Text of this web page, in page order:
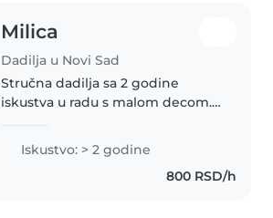
Milica
Dadilja u Novi Sad
Stručna dadilja sa 2 godine
iskustva u radu s malom decom.
kreativne sam da pomognem
oko domaćih zadataka i dnevnih
aktivnosti. Sigurna sam vozačica
Iskustvo: > 2 godine
800 RSD/h